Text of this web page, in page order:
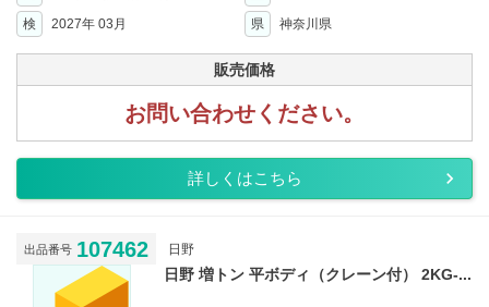
検
2027年 03月 県 神奈川県
販売価格
お問い合わせください。
詳しくはこちら
出品番号 107462 日野
日野 増トン 平ボディ（クレーン付） 2KG-...